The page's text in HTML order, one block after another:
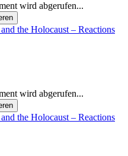
wird abgerufen...
the Holocaust – Reactions
wird abgerufen...
the Holocaust – Reactions